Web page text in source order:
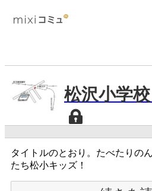
松沢小学
タイトルのとおり。たべたりの
たち松小キッズ！